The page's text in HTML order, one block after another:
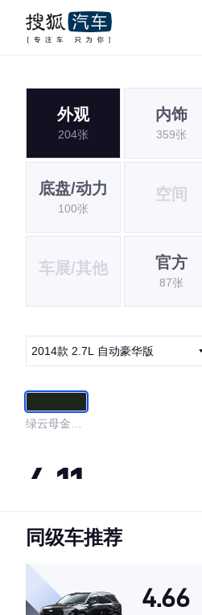
外观
204张
内饰
359张
底盘/动力
100张
空间
车展/其他 官方
87张
2014款 2.7L 自动豪华版
绿云母金属
4.11
·外观表现一般，低于57%同级车
·空间表现较为优秀，优于87%同级
同级车推荐
4.66